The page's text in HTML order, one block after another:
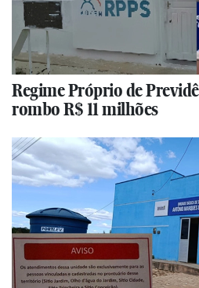
Regime Próprio de
rombo R$ 11 milhões